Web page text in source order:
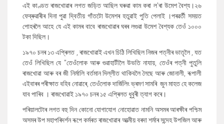
এই কাণ্ডত ৰাজখোৱাৰ লগত জড়িত আছিল ঘৰুৱা কাম কৰা‌‌ ল'ৰা উমেশ বৈশ্য।২৬
ফেব্ৰুৱাৰীৰ দিনা পুৱা দ্বিতীয় গাঁতটো উমেশৰ হতুৱাই পুতি পেলাই ।পৰৱৰ্তী সময়ত
পোহৰলৈ আহে যে এই কামৰ বাবে ৰাজখোৱাৰ ঘৰৰ লগুৱা উমেশ বৈশ্যক তেওঁ ১০০০
টকা দিছিল।
১৯৭০ চনৰ ১৩ এপ্ৰিলত ,ৰাজখোৱাই এখন চিঠি লিখিছিল নিজৰ পত্নীৰ ভাতৃলৈ ,যত
তেওঁ লিখিছিল যে ''তেওঁলোক আৰু গুৱাহাটীলৈ উভতি নাযায়, তেওঁৰ পত্নী পুতুলি
ৰাজখোৱা আৰু বৰ জী নিৰ্মালি বৰ্তমান দিল্লীত থাকিবলৈ লৈছে আৰু জোনালী,ৰূপালী
এইবাৰৰ পৰীক্ষাত বহিব নোৱাৰে, তেওঁলোক দাৰ্জিলিং ভ্ৰমণ সামৰি জুন মাহত হে কলেজ
যাব পাৰিব । ৰাজখোৱাই ১৯৭০ চনৰ ১৫ এপ্ৰিলত ধুবুৰী ত্যাগ কৰে।
পৰিয়ালটোৰ লগত বহু দিন কোনো যোগাযোগ নোহোৱাত নামনি অসমৰ আৰক্ষীৰ পশ্চিম
অসমৰ উপ মহাপৰিদৰ্শন ৰূপে কৰ্মৰত ৰাজখোৱাৰ আত্মীয় বৰদা শৰ্মাৰ সন্দেহ উপজিল আৰু